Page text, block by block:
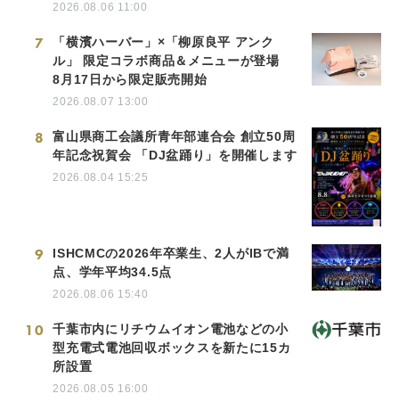
2026.08.06 11:00
7
「横濱ハーバー」×「柳原良平 アンク
ル」 限定コラボ商品＆メニューが登場
8月17日から限定販売開始
2026.08.07 13:00
8
富山県商工会議所青年部連合会 創立50周
年記念祝賀会 「DJ盆踊り」を開催します
2026.08.04 15:25
9
ISHCMCの2026年卒業生、2人がIBで満
点、学年平均34.5点
2026.08.06 15:40
10
千葉市内にリチウムイオン電池などの小
型充電式電池回収ボックスを新たに15カ
所設置
2026.08.05 16:00